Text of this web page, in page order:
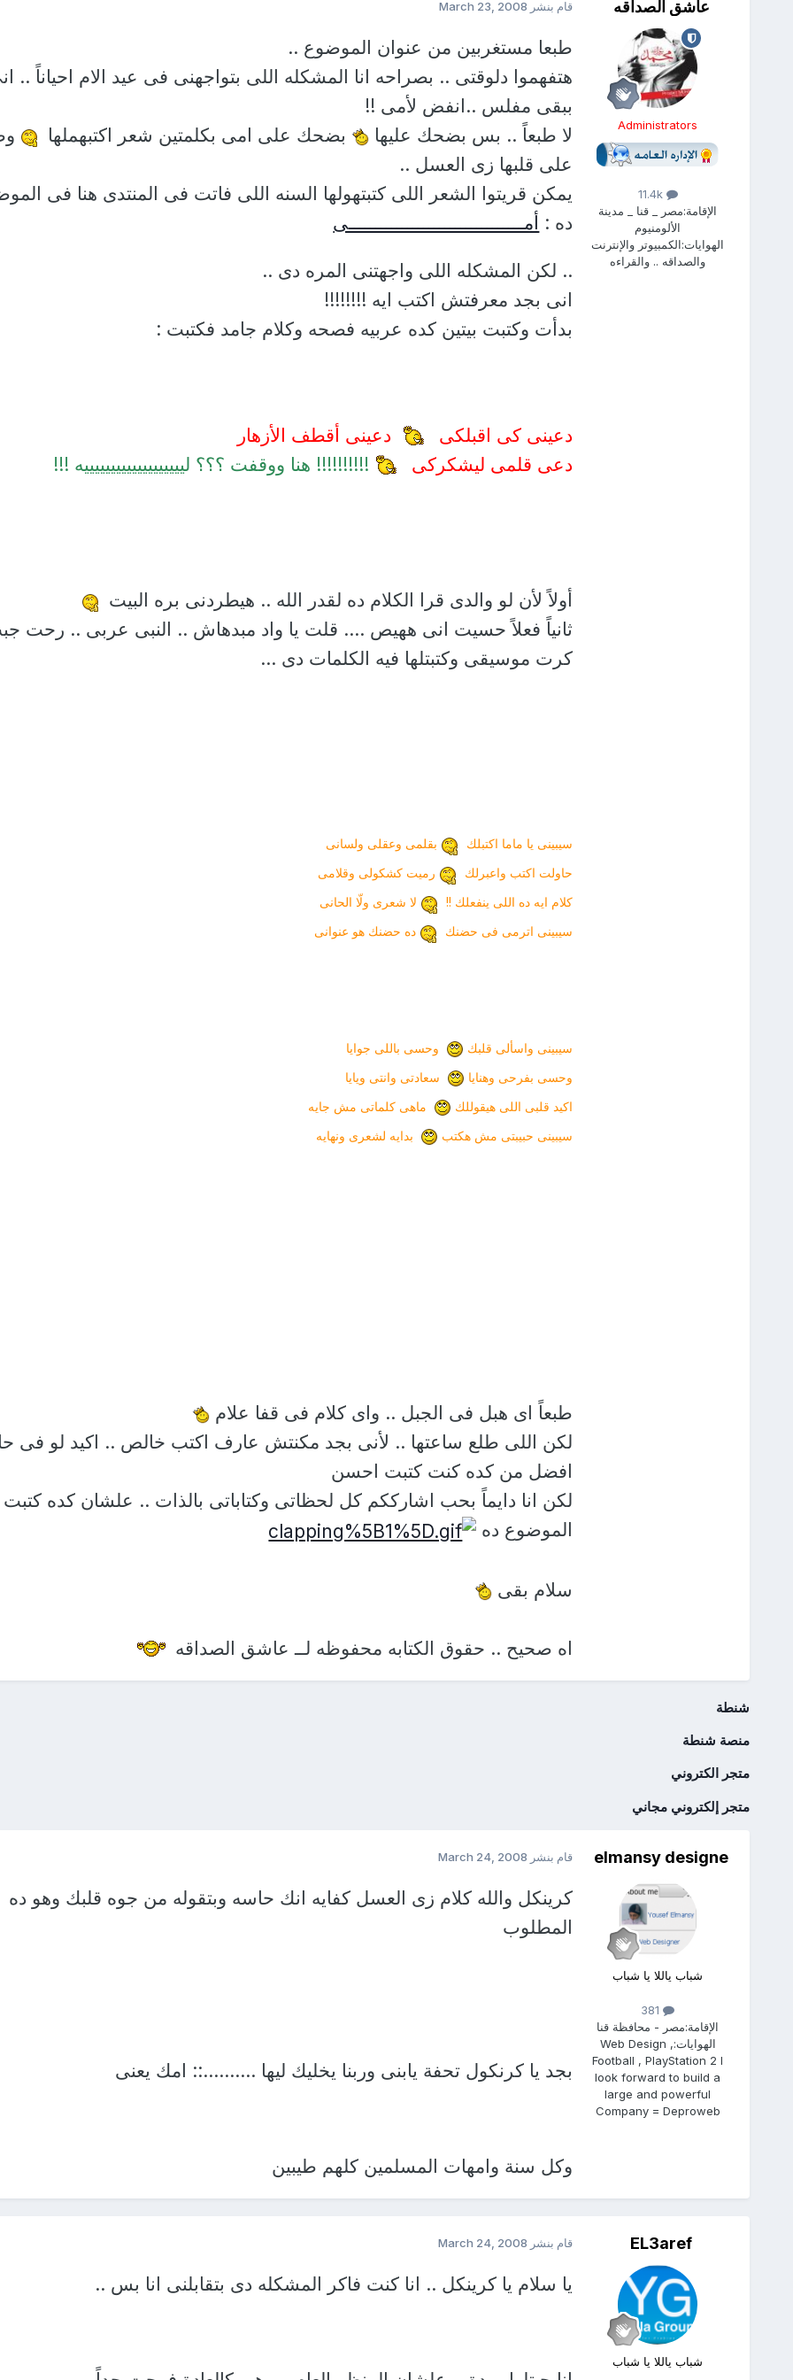
عاشق الصداقه
Administrators
11.4k
الإقامة:مصر _ قنا _ مدينة
الألومنيوم
الهوايات:الكمبيوتر والإنترنت
والصداقه .. والقراءه
قام بنشر March 23, 2008
طبعا مستغربين من عنوان الموضوع ..
هتفهموا دلوقتى .. بصراحه انا المشكله اللى بتواجهنى فى عيد الام احياناً ..
ببقى مفلس ..انفض لأمى !!
لا طبعاً .. بس بضحك عليها
بضحك على امى بكلمتين شعر اكتبهملها
على قلبها زى العسل ..
يمكن قريتوا الشعر اللى كتبتهولها السنه اللى فاتت فى المنتدى هنا فى
ده : أمـــــــــــــــــــــــــــــــــى
.. لكن المشكله اللى واجهتنى المره دى ..
انى بجد معرفتش اكتب ايه !!!!!!!!
بدأت وكتبت بيتين كده عربيه فصحه وكلام جامد فكتبت :
دعينى كى اقبلكى
دعينى أقطف الأزهار
دعى قلمى ليشكركى
!!!!!!!!!! هنا ووقفت ؟؟؟ ليييييييييييييييييييه !!!
أولاً لأن لو والدى قرا الكلام ده لقدر الله .. هيطردنى بره البيت
ثانياً فعلاً حسيت انى ههيص .... قلت يا واد مبدهاش .. النبى عربى .. رحت
كرت موسيقى وكتبتلها فيه الكلمات دى ...
سيبينى يا ماما اكتبلك
بقلمى وعقلى ولسانى
حاولت اكتب واعبرلك
رميت كشكولى وقلامى
كلام ايه ده اللى ينفعلك !!
لا شعرى ولّا الحانى
سيبينى اترمى فى حضنك
ده حضنك هو عنوانى
سيبينى واسألى قلبك
وحسى باللى جوايا
وحسى بفرحى وهنايا
سعادتى وانتى ويايا
اكيد قلبى اللى هيقوللك
ماهى كلماتى مش جايه
سيبينى حبيبتى مش هكتب
بدايه لشعرى ونهايه
طبعاً اى هبل فى الجبل .. واى كلام فى قفا علام
لكن اللى طلع ساعتها .. لأنى بجد مكنتش عارف اكتب خالص .. اكيد لو فى
افضل من كده كنت كتبت احسن
لكن انا دايماً بحب اشارككم كل لحظاتى وكتاباتى بالذات .. علشان كده كتبت
الموضوع ده
سلام بقى
اه صحيح .. حقوق الكتابه محفوظه لــ عاشق الصداقه
شنطة
منصة شنطة
متجر الكتروني
متجر إلكتروني مجاني
elmansy designe
شباب ياللا يا شباب
381
الإقامة:مصر - محافظة قنا
الهوايات:Web Design ,
Football , PlayStation 2 I
look forward to build a
large and powerful
Company = Deproweb
قام بنشر March 24, 2008
كرينكل والله كلام زى العسل كفايه انك حاسه وبتقوله من جوه قلبك وهو ده
المطلوب
بجد يا كرنكول تحفة يابنى وربنا يخليك ليها ..........:: امك يعنى
وكل سنة وامهات المسلمين كلهم طيبين
EL3aref
شباب ياللا يا شباب
قام بنشر March 24, 2008
يا سلام يا كرينكل .. انا كنت فاكر المشكله دى بتقابلنى انا بس ..